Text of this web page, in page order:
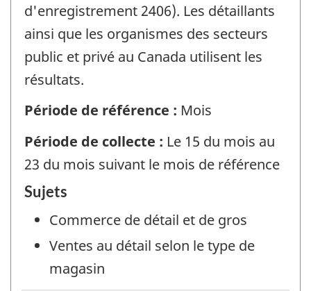
d'enregistrement 2406). Les détaillants
ainsi que les organismes des secteurs
public et privé au Canada utilisent les
résultats.
Période de référence : Mois
Période de collecte : Le 15 du mois au
23 du mois suivant le mois de référence
Sujets
Commerce de détail et de gros
Ventes au détail selon le type de
magasin